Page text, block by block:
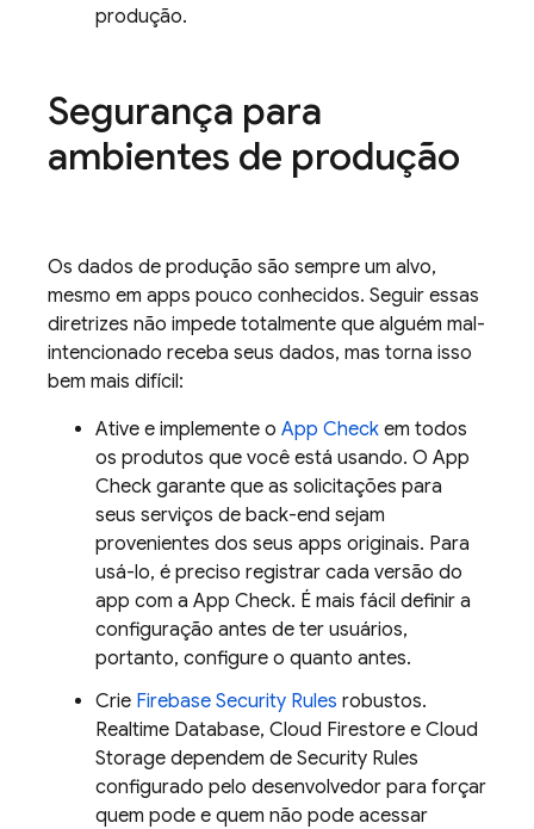
produção.
Segurança para
ambientes de produção
Os dados de produção são sempre um alvo,
mesmo em apps pouco conhecidos. Seguir essas
diretrizes não impede totalmente que alguém mal-
intencionado receba seus dados, mas torna isso
bem mais difícil:
Ative e implemente o App Check em todos
os produtos que você está usando. O App
Check garante que as solicitações para
seus serviços de back-end sejam
provenientes dos seus apps originais. Para
usá-lo, é preciso registrar cada versão do
app com a App Check. É mais fácil definir a
configuração antes de ter usuários,
portanto, configure o quanto antes.
Crie Firebase Security Rules robustos.
Realtime Database, Cloud Firestore e Cloud
Storage dependem de Security Rules
configurado pelo desenvolvedor para forçar
quem pode e quem não pode acessar